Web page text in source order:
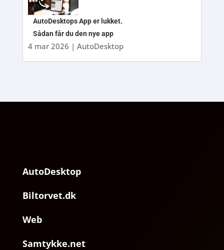
AutoDesktops App er lukket.
Sådan får du den nye app
4 mar 2026 | AutoDesktop
AutoDesktop
Biltorvet.dk
Web
Samtykke.net